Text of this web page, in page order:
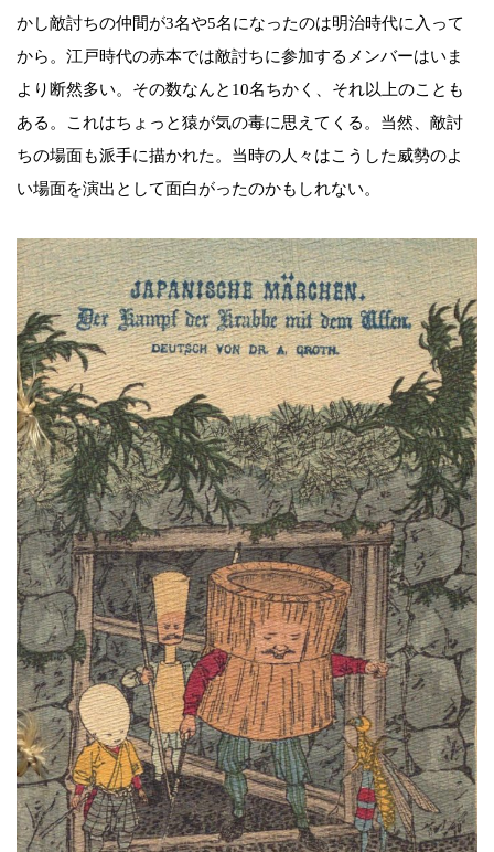
かし敵討ちの仲間が3名や5名になったのは明治時代に入って
から。江戸時代の赤本では敵討ちに参加するメンバーはいま
より断然多い。その数なんと10名ちかく、それ以上のことも
ある。これはちょっと猿が気の毒に思えてくる。当然、敵討
ちの場面も派手に描かれた。当時の人々はこうした威勢のよ
い場面を演出として面白がったのかもしれない。